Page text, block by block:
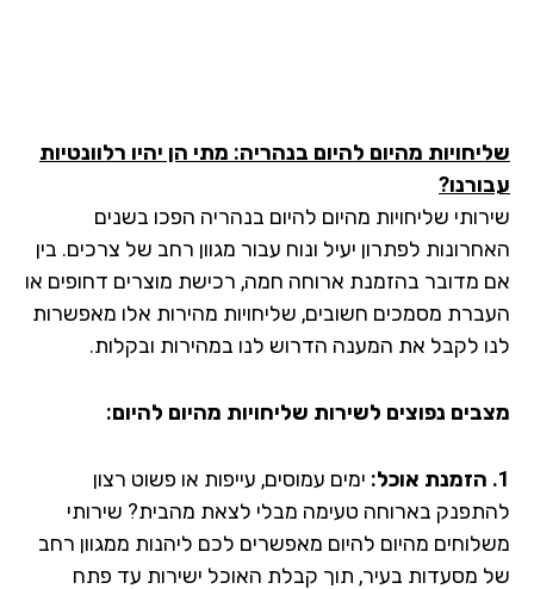
מהיום להיום בנהריה: מתי הן יהיו רלוונטיות
שליחויות מהיום להיום בנהריה הפכו בשנים
לפתרון יעיל ונוח עבור מגוון רחב של צרכים. בין
מדובר בהזמנת ארוחה חמה, רכישת מוצרים דחופים או
מסמכים חשובים, שליחויות מהירות אלו מאפשרות
לקבל את המענה הדרוש לנו במהירות ובקלות.
נפוצים לשירות שליחויות מהיום להיום:
ימים עמוסים, עייפות או פשוט רצון
בארוחה טעימה מבלי לצאת מהבית? שירותי
מהיום להיום מאפשרים לכם ליהנות ממגוון רחב
מסעדות בעיר, תוך קבלת האוכל ישירות עד פתח